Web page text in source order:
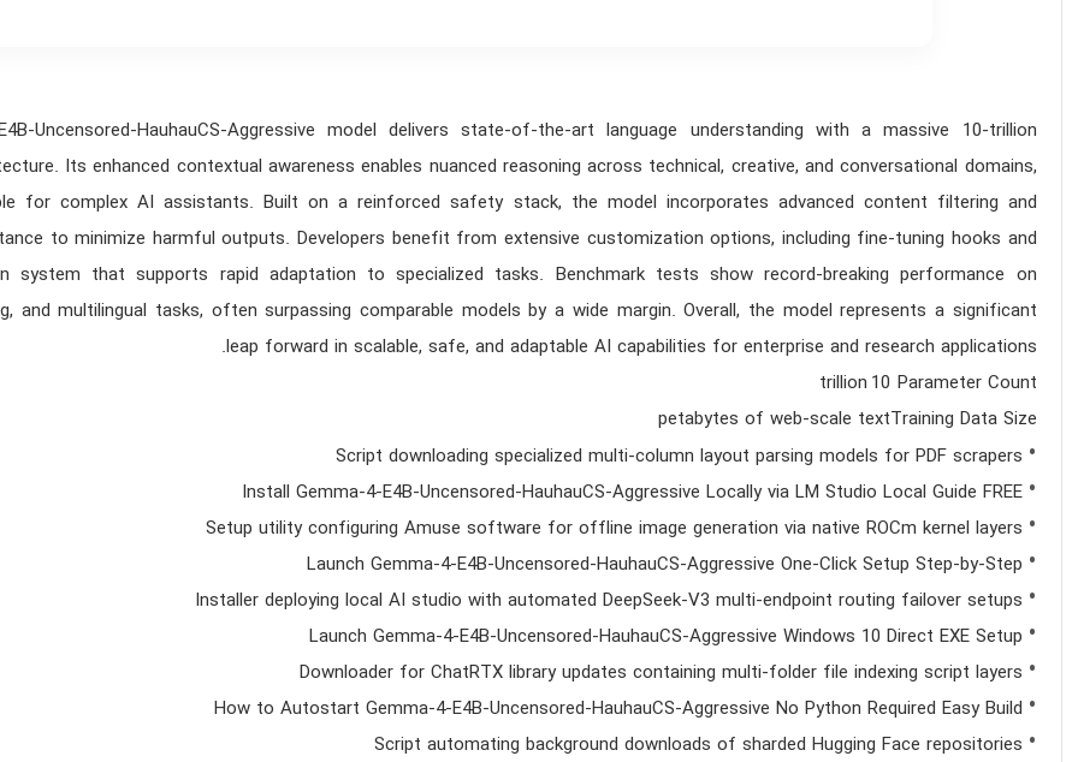
Uncensored-HauhauCS-Aggressive model delivers state‑of‑the‑art language understanding with a massive 10‑trillion
Itsenhanced contextual awareness enables nuanced reasoning across technical, creative, and conversational domains,
for complex AI assistants. Built on areinforced safety stack, the model incorporates advanced content filtering and
to minimize harmful outputs. Developers benefit from extensive customization options, including fine‑tuning hooks and
system that supports rapid adaptation to specialized tasks. Benchmark tests showrecord‑breaking performance on
and multilingual tasks, often surpassing comparable models by a wide margin. Overall, the model represents a significant
leap forward in scalable, safe, and adaptable AI capabilities for enterprise and research applications.
Parameter Count
10 trillion
Training Data Size
petabytes of web‑scale text
Script downloading specialized multi-column layout parsing models for PDF scrapers
Install Gemma-4-E4B-Uncensored-HauhauCS-Aggressive Locally via LM Studio Local Guide FREE
Setup utility configuring Amuse software for offline image generation via native ROCm kernel layers
Launch Gemma-4-E4B-Uncensored-HauhauCS-Aggressive One-Click Setup Step-by-Step
Installer deploying local AI studio with automated DeepSeek-V3 multi-endpoint routing failover setups
Launch Gemma-4-E4B-Uncensored-HauhauCS-Aggressive Windows 10 Direct EXE Setup
Downloader for ChatRTX library updates containing multi-folder file indexing script layers
How to Autostart Gemma-4-E4B-Uncensored-HauhauCS-Aggressive No Python Required Easy Build
Script automating background downloads of sharded Hugging Face repositories